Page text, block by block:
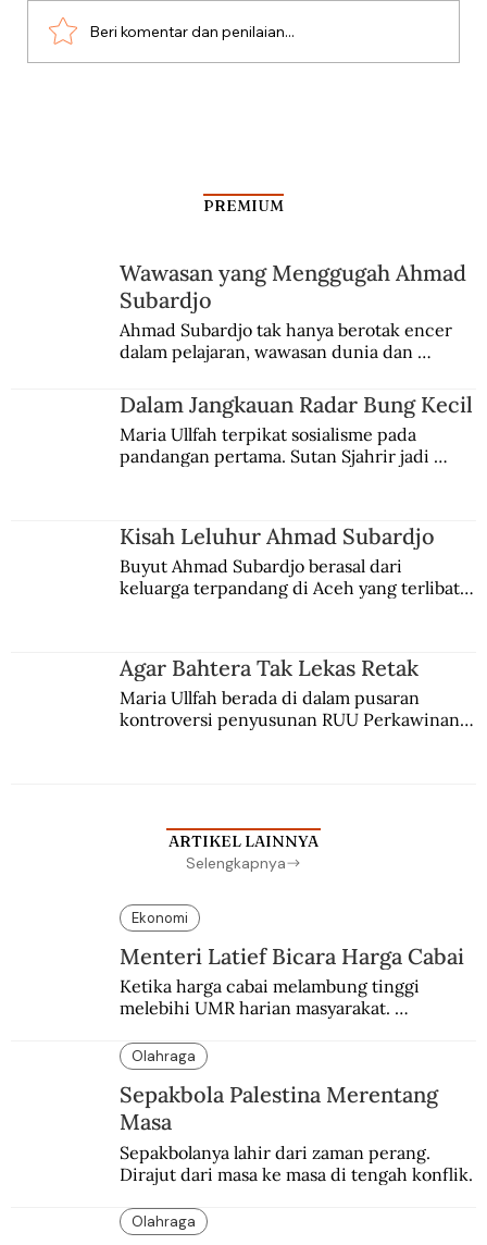
Beri komentar dan penilaian...
PREMIUM
Wawasan yang Menggugah Ahmad
Subardjo
Ahmad Subardjo tak hanya berotak encer
dalam pelajaran, wawasan dunia dan
Jules Verne, Multatuli, hingga Sun Yat-sen.
Dalam Jangkauan Radar Bung Kecil
Maria Ullfah terpikat sosialisme pada
pandangan pertama. Sutan Sjahrir jadi
Kisah Leluhur Ahmad Subardjo
Buyut Ahmad Subardjo berasal dari
keluarga terpandang di Aceh yang terlibat
Agar Bahtera Tak Lekas Retak
Maria Ullfah berada di dalam pusaran
kontroversi penyusunan RUU Perkawinan.
ARTIKEL LAINNYA
Selengkapnya
Ekonomi
Menteri Latief Bicara Harga Cabai
Ketika harga cabai melambung tinggi
melebihi UMR harian masyarakat.
Olahraga
Sepakbola Palestina Merentang
Masa
Sepakbolanya lahir dari zaman perang.
Dirajut dari masa ke masa di tengah konflik.
Olahraga